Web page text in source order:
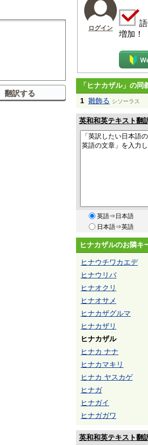
ログイン
増加！
「ヒナカザル」の
1 雛飾る シソーラス
英和和英テキスト翻
英語⇒日本語
日本語⇒英語
ヒナカザルのお隣キ
ヒナウチワカエデ
ヒナウリバ
ヒナオクリ
ヒナオサメ
ヒナカザグルマ
ヒナカザリ
ヒナカザル
ヒナカ ナナ
ヒナカマキリ
ヒナカ ヤスカゲ
ヒナガ
ヒナガイ
ヒナガガワ
英和和英テキスト翻